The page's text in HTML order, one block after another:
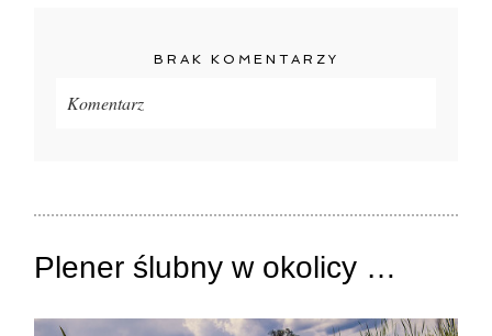
BRAK KOMENTARZY
Komentarz
Plener ślubny w okolicy …